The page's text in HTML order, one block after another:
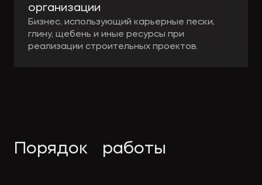
организации
Бизнес, использующий карьерные пески,
глину, щебень и иные ресурсы при
реализации строительных проектов.
Порядок работы